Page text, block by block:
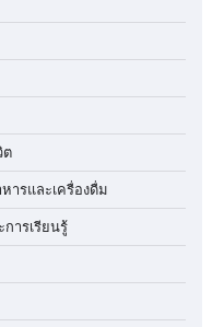
ต
ารและเครื่องดื่ม
ารเรียนรู้